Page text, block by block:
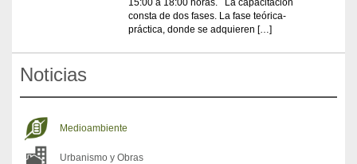
15:00 a 18:00 horas. La capacitación
consta de dos fases. La fase teórica-
práctica, donde se adquieren […]
Noticias
Medioambiente
Urbanismo y Obras